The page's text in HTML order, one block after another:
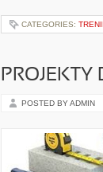
CATEGORIES:
PROJEKTY
POSTED BY ADMIN